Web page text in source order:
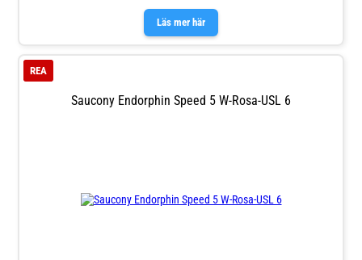
Läs mer här
Saucony Endorphin Speed 5 W-Rosa-USL 6
REA